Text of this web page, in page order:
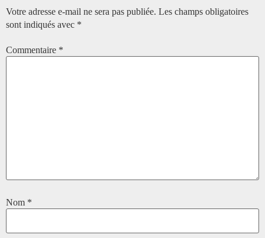
Votre adresse e-mail ne sera pas publiée. Les champs obligatoires
sont indiqués avec *
Commentaire *
Nom *